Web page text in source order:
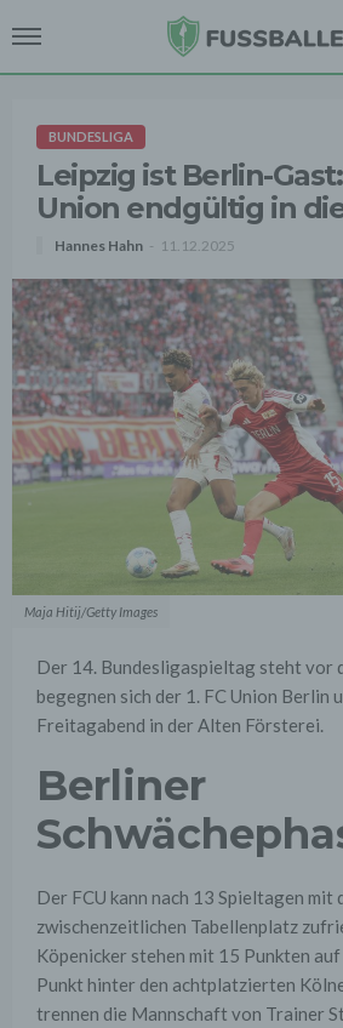
BUNDESLIGA
Leipzig ist Berlin-
Union endgültig in
Hannes Hahn 11.12.2025
Maja Hitij/Getty Images
Der 14. Bundesligaspieltag steht vor
begegnen sich der 1. FC Union Berlin
Freitagabend in der Alten Försterei.
Berliner
Der FCU kann nach 13 Spieltagen mit
zwischenzeitlichen Tabellenplatz
Köpenicker stehen mit 15 Punkten
Punkt hinter den achtplatzierten
trennen die Mannschaft von Trainer